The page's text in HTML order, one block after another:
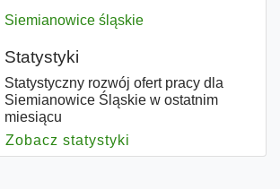
Siemianowice śląskie
Statystyki
Statystyczny rozwój ofert pracy dla
Siemianowice Śląskie w ostatnim
miesiącu
Zobacz statystyki